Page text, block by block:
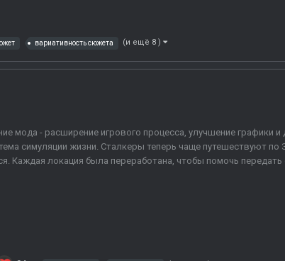
вариативность сюжета (и ещё 8 )
мода - расширение игрового процесса, улучшение графики
симуляции жизни. Сталкеры теперь чаще путешествуют по
Каждая локация была переработана, чтобы помочь